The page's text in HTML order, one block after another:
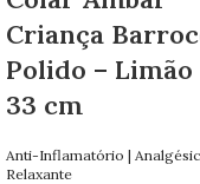
Criança
Polido – Limão
33 cm
Anti-Inflamatório |
Relaxante